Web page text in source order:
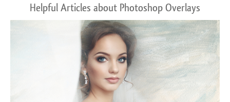
Helpful Articles about Photoshop Overlays